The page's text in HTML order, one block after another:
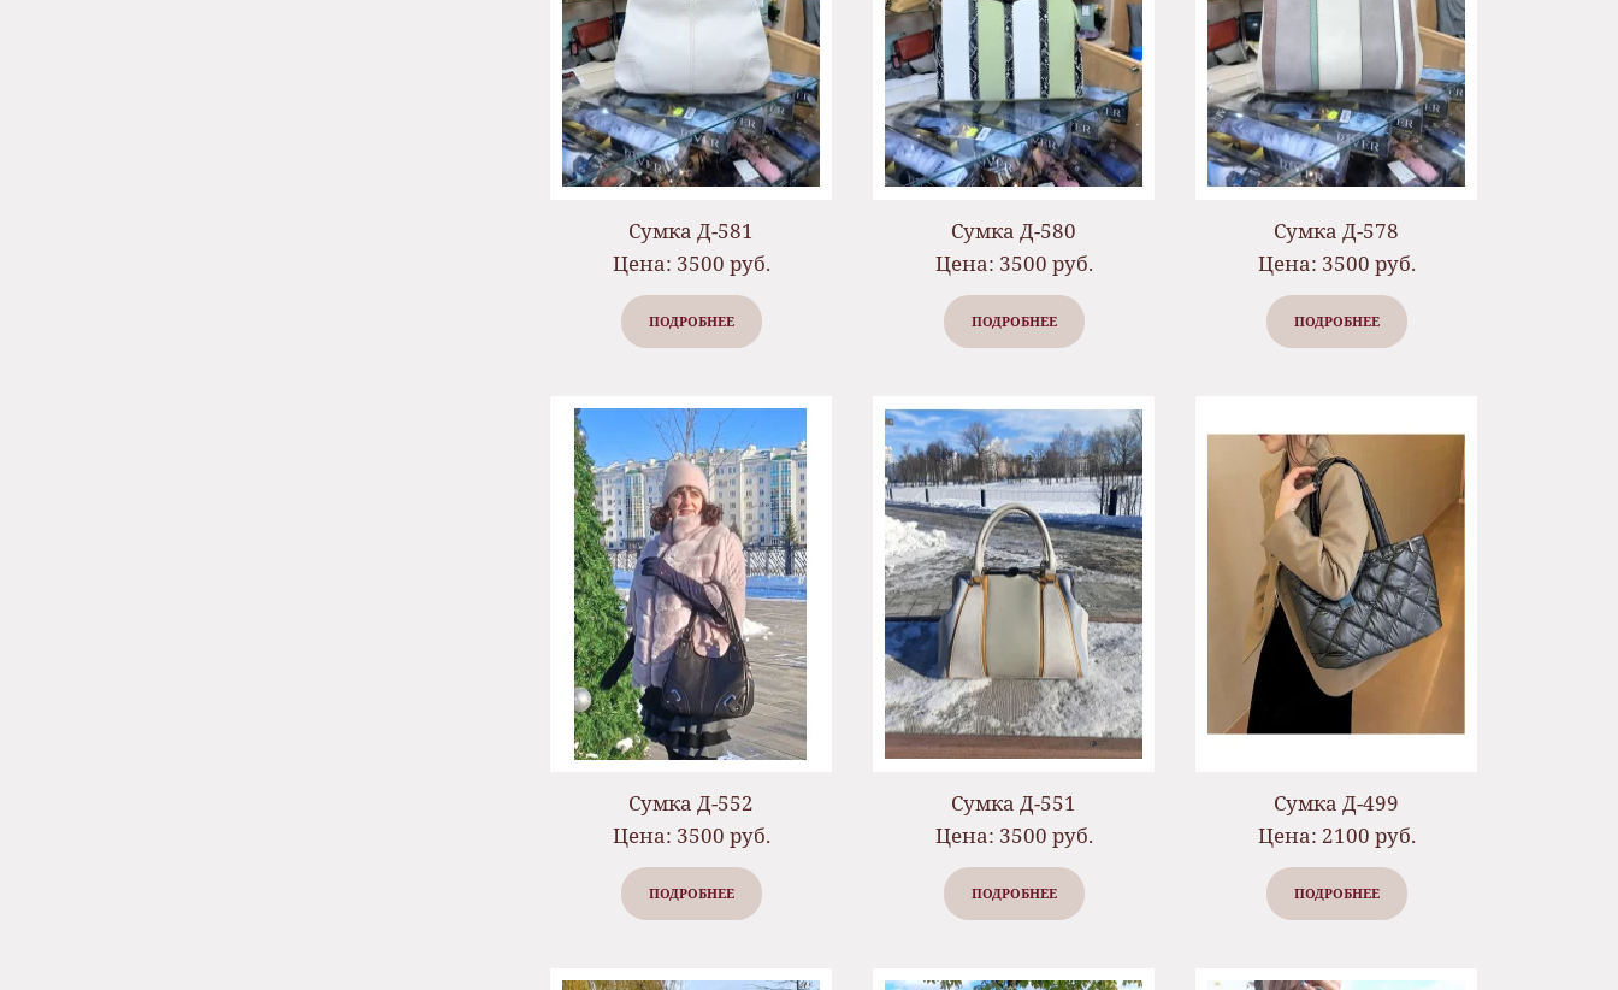
Сумка Д-581
Цена: 3500 руб.
ПОДРОБНЕЕ
Сумка Д-580
Цена: 3500 руб.
ПОДРОБНЕЕ
Сумка Д-578
Цена: 3500 руб.
ПОДРОБНЕЕ
Сумка Д-552
Цена: 3500 руб.
ПОДРОБНЕЕ
Сумка Д-551
Цена: 3500 руб.
ПОДРОБНЕЕ
Сумка Д-499
Цена: 2100 руб.
ПОДРОБНЕЕ